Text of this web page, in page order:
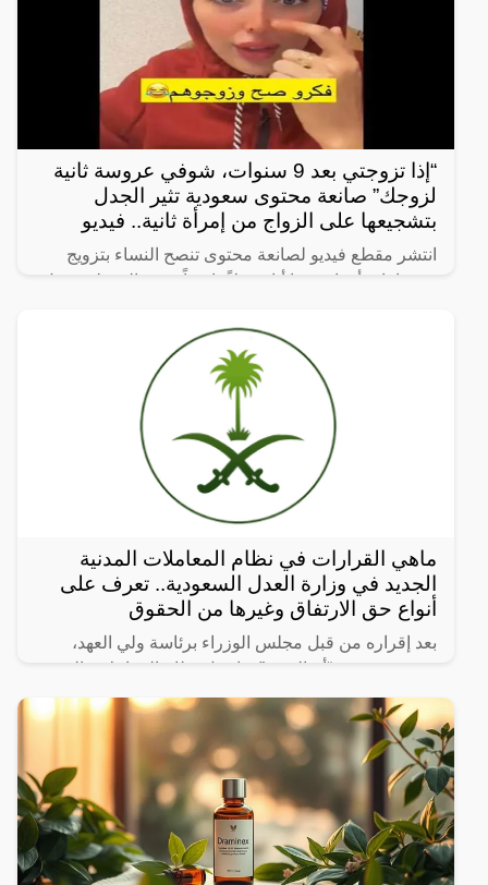
“إذا تزوجتي بعد 9 سنوات، شوفي عروسة ثانية
لزوجك” صانعة محتوى سعودية تثير الجدل
بتشجيعها على الزواج من إمرأة ثانية.. فيديو
انتشر مقطع فيديو لصانعة محتوى تنصح النساء بتزويج
زوجها بامرأة ثانية، ما أثار جدلاً واسعاً. وفي المقطع، تقول
ماهي القرارات في نظام المعاملات المدنية
الجديد في وزارة العدل السعودية.. تعرف على
أنواع حق الارتفاق وغيرها من الحقوق
بعد إقراره من قبل مجلس الوزراء برئاسة ولي العهد،
نشرت صحيفة “أم القرى” تفاصيل نظام المعاملات المدنية
الجديد في المملكة العربية السعودية، والذي سيتم تطبيقه
بعد